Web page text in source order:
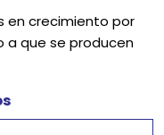
en crecimiento por
que se producen